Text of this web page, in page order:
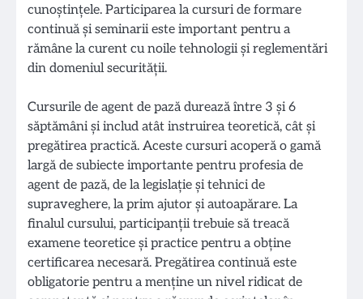
cunoștințele. Participarea la cursuri de formare
continuă și seminarii este important pentru a
rămâne la curent cu noile tehnologii și reglementări
din domeniul securității.
Cursurile de agent de pază durează între 3 și 6
săptămâni și includ atât instruirea teoretică, cât și
pregătirea practică. Aceste cursuri acoperă o gamă
largă de subiecte importante pentru profesia de
agent de pază, de la legislație și tehnici de
supraveghere, la prim ajutor și autoapărare. La
finalul cursului, participanții trebuie să treacă
examene teoretice și practice pentru a obține
certificarea necesară. Pregătirea continuă este
obligatorie pentru a menține un nivel ridicat de